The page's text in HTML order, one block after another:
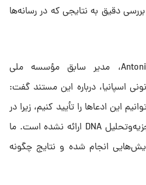
دقیق به نتایجی که در رسانه‌ها
آنتونیو آلونسو Antonio Alonso، مدیر سابق مؤسسه ملی
اسپانیا، درباره این مستند گفت:
این ادعاها را تأیید کنیم، زیرا در
این مستند هیچ داده‌ای از تجزیه‌وتحلیل DNA ارائه نشده است. ما
انجام شده و نتایج چگونه